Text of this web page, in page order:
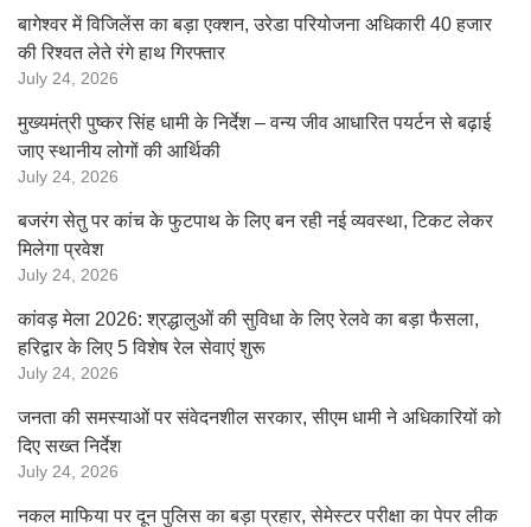
बागेश्वर में विजिलेंस का बड़ा एक्शन, उरेडा परियोजना अधिकारी 40 हजार
की रिश्वत लेते रंगे हाथ गिरफ्तार
July 24, 2026
मुख्यमंत्री पुष्कर सिंह धामी के निर्देश – वन्य जीव आधारित पयर्टन से बढ़ाई
जाए स्थानीय लोगों की आर्थिकी
July 24, 2026
बजरंग सेतु पर कांच के फुटपाथ के लिए बन रही नई व्यवस्था, टिकट लेकर
मिलेगा प्रवेश
July 24, 2026
कांवड़ मेला 2026: श्रद्धालुओं की सुविधा के लिए रेलवे का बड़ा फैसला,
हरिद्वार के लिए 5 विशेष रेल सेवाएं शुरू
July 24, 2026
जनता की समस्याओं पर संवेदनशील सरकार, सीएम धामी ने अधिकारियों को
दिए सख्त निर्देश
July 24, 2026
नकल माफिया पर दून पुलिस का बड़ा प्रहार, सेमेस्टर परीक्षा का पेपर लीक